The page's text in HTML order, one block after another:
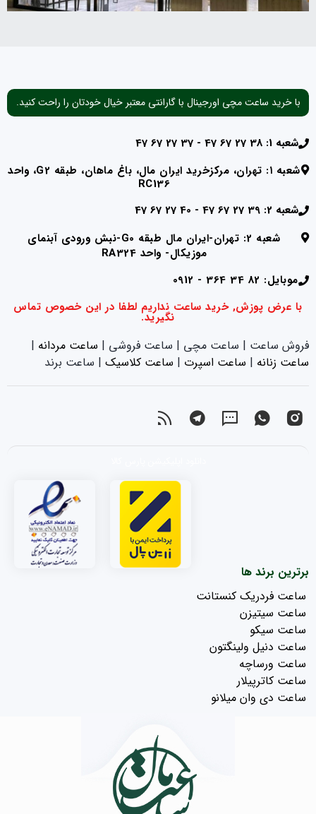
با خرید ساعت مچی اورجینال با گارانتی معتبر خیال خودتان را راحت کنید.
شعبه 1: 38 27 67 47 - 37 27 67 47
شعبه ۱: تهران، مرکزخرید ایران مال، باغ ماهان، طبقه G2، واحد
RC136
شعبه 2: 39 27 67 47 - 40 27 67 47
شعبه 2: تهران-ایران مال طبقه G0-نبش ورودی آبنمای
موزیکال- واحد RA324
موبایل: 82 34 364 - 0912
با عرض پوزش, خرید ساعت نداریم لطفا در این خصوص تماس
نگیرید.
فروش ساعت | ساعت مچی | ساعت فروشی | ساعت مردانه |
ساعت زنانه |‌ ساعت اسپرت |‌ ساعت کلاسیک | ساعت برند
برترین برند ها
ساعت فردریک کنستانت
ساعت سیتیزن
ساعت سیکو
ساعت دنیل ولینگتون
ساعت ورساچه
ساعت کاترپیلار
ساعت دی وان میلانو